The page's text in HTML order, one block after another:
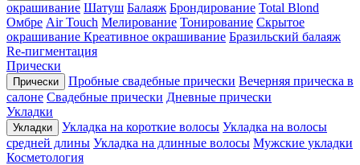
окрашивание Шатуш Балаяж Брондирование Total Blond
Омбре Air Touch Мелирование Тонирование Скрытое
окрашивание Креативное окрашивание Бразильский балаяж
Re-пигментация
Прически
Прически Пробные свадебные прически Вечерняя прическа в
салоне Свадебные прически Дневные прически
Укладки
Укладки Укладка на короткие волосы Укладка на волосы
средней длины Укладка на длинные волосы Мужские укладки
Косметология